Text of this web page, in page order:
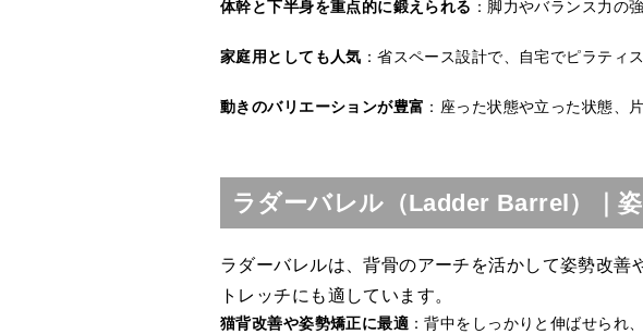
体幹と下半身を重点的に鍛えられる ：脚力やバランス力の
家庭用としても人気 ：省スペース設計で、自宅でピラティ
動きのバリエーションが豊富 ：座った状態や立った状態、
ラダーバレル（Ladder Barrel）｜
ラダーバレルは、背骨のアーチを活かして姿勢改
トレッチにも適しています。
猫背改善や姿勢矯正に最適 ：背中をしっかりと伸ばせられ